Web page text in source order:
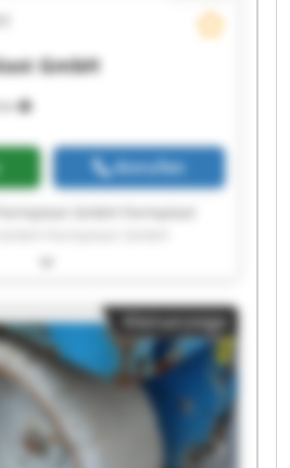
GmbH
Anrufen
GmbH Formplast
GmbH Formplast
Formplast GmbH
GmbH Formplast
Formplast GmbH
Kleinanzeige